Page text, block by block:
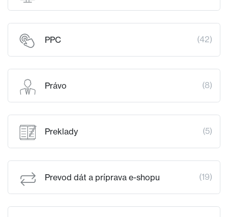
PPC (42)
Právo (8)
Preklady (5)
Prevod dát a príprava e-shopu (19)